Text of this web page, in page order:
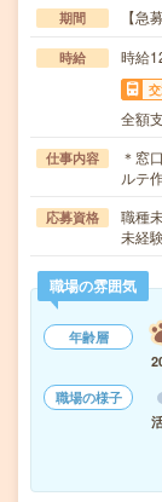
期間 【急
時給 時給
全額
仕事内容
＊窓
ルテ
応募資格
職種
未経
職場の雰囲気
年齢層
職場の様子